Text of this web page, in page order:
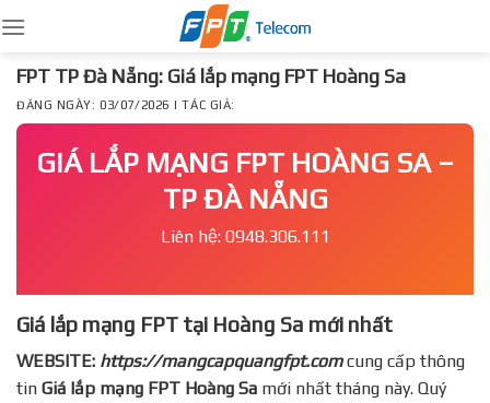
to
content
FPT TP Đà Nẵng: Giá lắp mạng FPT Hoàng Sa
ĐĂNG NGÀY: 03/07/2026 | TÁC GIẢ:
GIÁ LẮP MẠNG FPT HOÀNG SA –
TP ĐÀ NẴNG
Liên hệ: 0948.306.111
Giá lắp mạng FPT tại Hoàng Sa mới nhất
WEBSITE: https://mangcapquangfpt.comcung cấp thông
tin Giá lắp mạng FPT Hoàng Sa mới nhất tháng này. Quý